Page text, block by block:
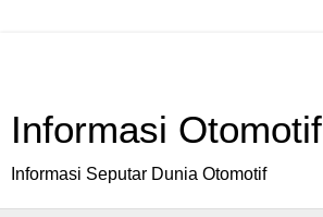
Informasi Otomotif
Informasi Seputar Dunia Otomotif